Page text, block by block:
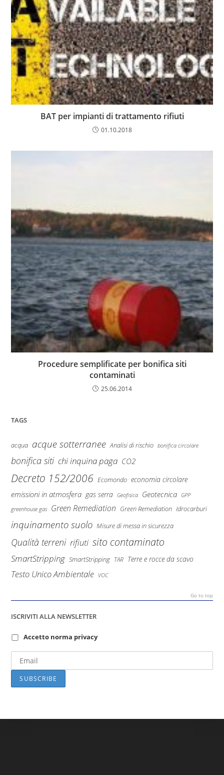
BAT per impianti di trattamento rifiuti
01.10.2018
Procedure semplificate per bonifica siti
contaminati
25.06.2014
TAGS
acqua acque sotterranee Analisi di rischio bonifica circolare
bonifica siti chi inquina paga CO2
Decreto 152/2006 Ecomondo economia circolare
emissioni in atmosfera gas serra Geofisica Geotecnica GPP
greenhouse gas Green Remediation Green Remediation Idrocarburi
inquinamento suolo Misure di messa in sicurezza
Qualità terreni rifiuti sito contaminato
SmartStripping SmartStripping TAR Terre e rocce da scavo
Testo Unico Ambientale VOC
Go to top
ISCRIVITI ALLA NEWSLETTER
Accetto norma privacy